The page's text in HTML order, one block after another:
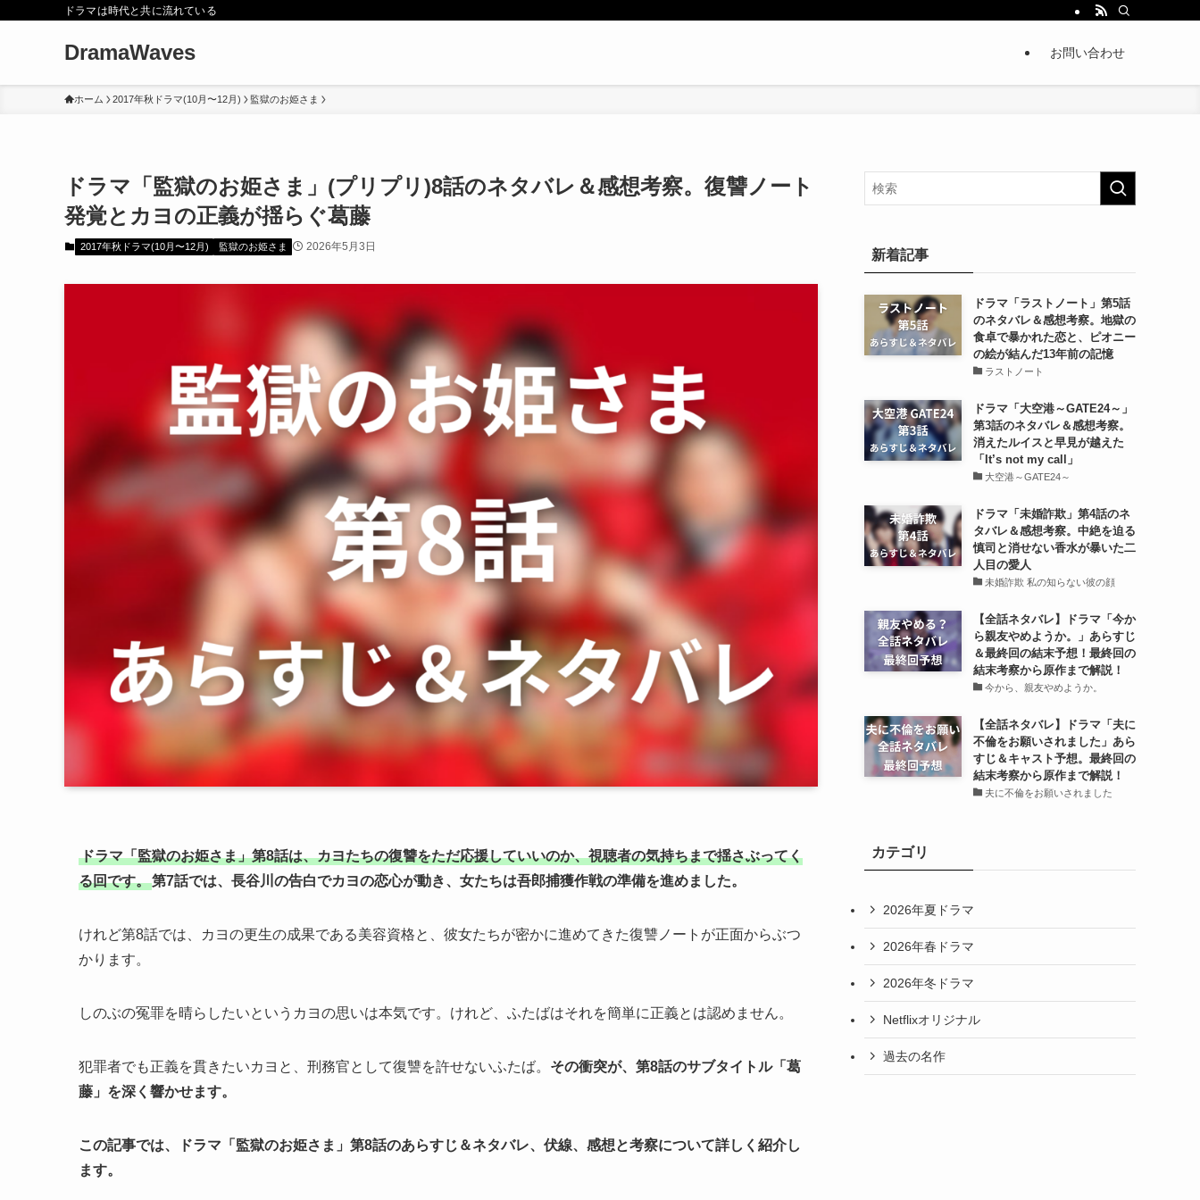
ドラマは時代と共に流れている
DramaWaves お問い合わせ
ホーム 2017年秋ドラマ(10月〜12月) 監獄のお姫さま
ドラマ「監獄のお姫さま」(プリプリ)8話のネタバレ＆感想考察。復讐ノート
発覚とカヨの正義が揺らぐ葛藤
2017年秋ドラマ(10月〜12月) 監獄のお姫さま 2026年5月3日
ドラマ「監獄のお姫さま」第8話は、カヨたちの復讐をただ応援していいのか、視聴者の気持ちまで揺さぶってく
る回です。第7話では、長谷川の告白でカヨの恋心が動き、女たちは吾郎捕獲作戦の準備を進めました。
けれど第8話では、カヨの更生の成果である美容資格と、彼女たちが密かに進めてきた復讐ノートが正面からぶつ
かります。
しのぶの冤罪を晴らしたいというカヨの思いは本気です。けれど、ふたばはそれを簡単に正義とは認めません。
犯罪者でも正義を貫きたいカヨと、刑務官として復讐を許せないふたば。 その衝突が、第8話のサブタイトル「葛
藤」を深く響かせます。
この記事では、ドラマ「監獄のお姫さま」第8話のあらすじ＆ネタバレ、伏線、感想と考察について詳しく紹介し
ます。
新着記事
ドラマ「ラストノート」第5話
のネタバレ＆感想考察。地獄の
食卓で暴かれた恋と、ピオニー
の絵が結んだ13年前の記憶
ラストノート
ドラマ「大空港～GATE24～」
第3話のネタバレ＆感想考察。
消えたルイスと早見が越えた
「It’s not my call」
大空港～GATE24～
ドラマ「未婚詐欺」第4話のネ
タバレ＆感想考察。中絶を迫る
慎司と消せない香水が暴いた二
人目の愛人
未婚詐欺 私の知らない彼の顔
【全話ネタバレ】ドラマ「今か
ら親友やめようか。」あらすじ
＆最終回の結末予想！最終回の
結末考察から原作まで解説！
今から、親友やめようか。
【全話ネタバレ】ドラマ「夫に
不倫をお願いされました」あら
すじ＆キャスト予想。最終回の
結末考察から原作まで解説！
夫に不倫をお願いされました
カテゴリ
2026年夏ドラマ
2026年春ドラマ
2026年冬ドラマ
Netflixオリジナル
過去の名作